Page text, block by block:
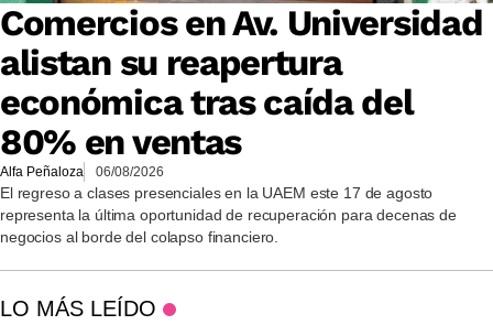
Comercios en Av. Universidad
alistan su reapertura
económica tras caída del
80% en ventas
Alfa Peñaloza 06/08/2026
El regreso a clases presenciales en la UAEM este 17 de agosto
representa la última oportunidad de recuperación para decenas de
negocios al borde del colapso financiero.
LO MÁS LEÍDO